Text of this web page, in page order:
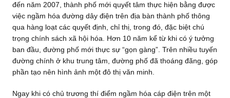
đến năm 2007, thành phố mới quyết tâm thực hiện bằng được
việc ngầm hóa đường dây điện trên địa bàn thành phố thông
qua hàng loạt các quyết định, chỉ thị, trong đó, đặc biệt chú
trọng chính sách xã hội hóa. Hơn 10 năm kể từ khi có ý tưởng
ban đầu, đường phố mới thực sự “gọn gàng”. Trên nhiều tuyến
đường chính ở khu trung tâm, đường phố đã thoáng đãng, góp
phần tạo nên hình ảnh một đô thị văn minh.
Ngay khi có chủ trương thí điểm ngầm hóa cáp điện trên một